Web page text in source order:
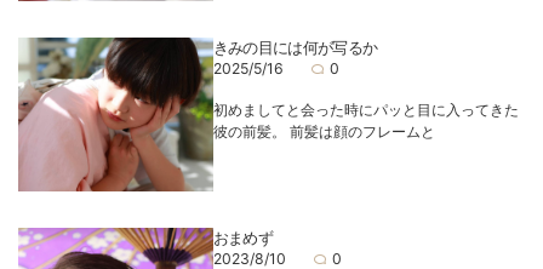
きみの目には何が写るか
2025/5/16 0
初めましてと会った時にパッと目に入ってきた
彼の前髪。 前髪は顔のフレームと
おまめず
2023/8/10 0